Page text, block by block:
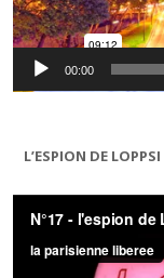
00:00
L’ESPION DE LOPPSI
Lecteur
vidéo